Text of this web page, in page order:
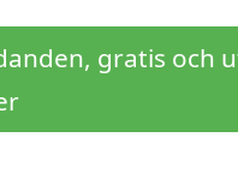
gratis och